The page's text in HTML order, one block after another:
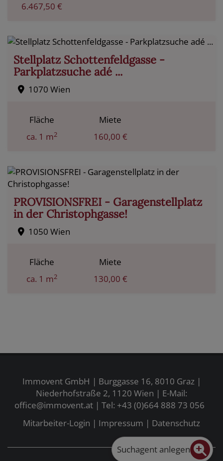
6.467,50 €
Stellplatz Schottenfeldgasse -
Parkplatzsuche adé ...
1070 Wien
Fläche
ca. 1 m2
Miete
160,00 €
PROVISIONSFREI - Garagenstellplatz
in der Christophgasse!
1050 Wien
Fläche
ca. 1 m2
Miete
130,00 €
Immovent GmbH | Burggasse 16, 8010 Graz |
Niederhofstraße 2, 1120 Wien | E-Mail:
office@immovent.at | Tel: +43 (0)664 888 73 056
Mitarbeiter-Login | Impressum | Datenschutz
Suchagent anlegen